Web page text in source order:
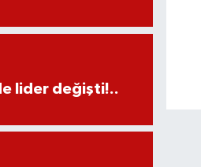
lider değişti!..